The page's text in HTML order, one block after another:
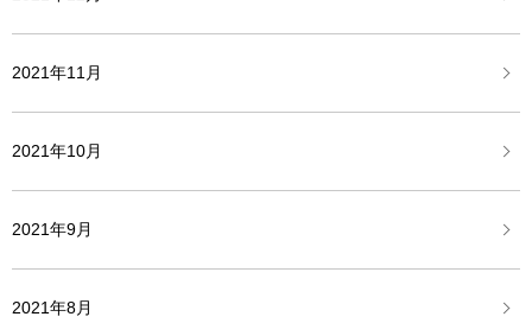
2021年11月
2021年10月
2021年9月
2021年8月